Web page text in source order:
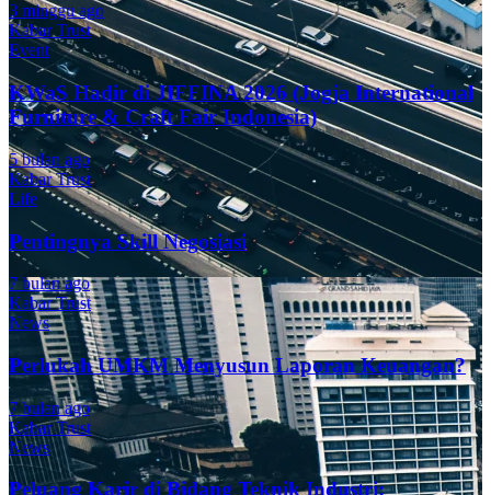
3 minggu ago
Kabar Trust
Event
KWaS Hadir di JIFFINA 2026 (Jogja International
Furniture & Craft Fair Indonesia)
5 bulan ago
Kabar Trust
Life
Pentingnya Skill Negosiasi
7 bulan ago
Kabar Trust
News
Perlukah UMKM Menyusun Laporan Keuangan?
7 bulan ago
Kabar Trust
News
Peluang Karir di Bidang Teknik Industri: